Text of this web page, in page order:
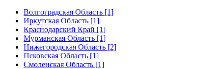
Волгоградская Область [1]
Иркутская Область [1]
Краснодарский Край [1]
Мурманская Область [1]
Нижегородская Область [2]
Псковская Область [1]
Смоленская Область [1]